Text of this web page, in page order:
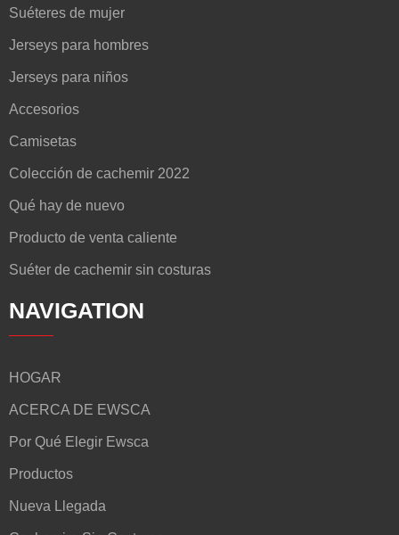
Suéteres de mujer
Jerseys para hombres
Jerseys para niños
Accesorios
Camisetas
Colección de cachemir 2022
Qué hay de nuevo
Producto de venta caliente
Suéter de cachemir sin costuras
NAVIGATION
HOGAR
ACERCA DE EWSCA
Por Qué Elegir Ewsca
Productos
Nueva Llegada